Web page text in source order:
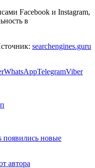
Facebook и Instagram,
в
searchengines.guru
WhatsAppTelegramViber
появились новые
автора